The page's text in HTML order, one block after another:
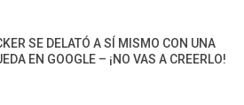
SE DELATÓ A SÍ MISMO CON UNA
EN GOOGLE – ¡NO VAS A CREERLO!